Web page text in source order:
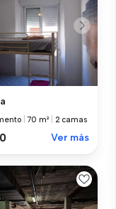
|70 m² 2 camas
Ver más